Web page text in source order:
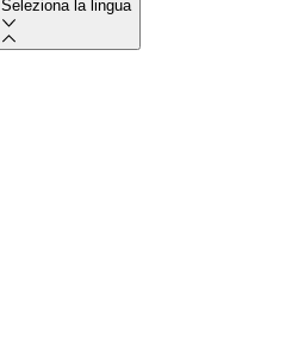
Seleziona la lingua